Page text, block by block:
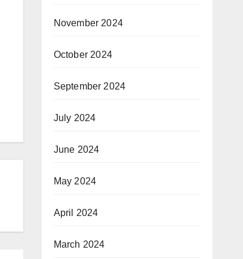
November 2024
October 2024
September 2024
July 2024
June 2024
May 2024
April 2024
March 2024